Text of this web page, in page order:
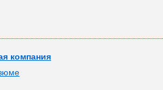
компания